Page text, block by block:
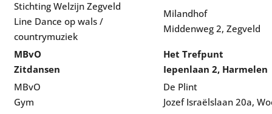
Stichting Welzijn Zegveld
Line Dance op wals /
countrymuziek
Milandhof
Middenweg 2, Zegveld
MBvO
Zitdansen
Het Trefpunt
Iepenlaan 2, Harmelen
MBvO
Gym
De Plint
Jozef Israëlslaan 20a,